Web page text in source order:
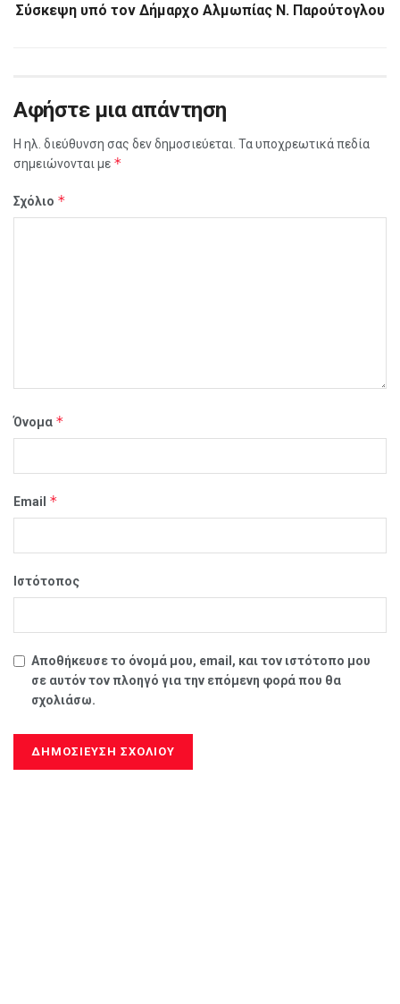
Σύσκεψη υπό τον Δήμαρχο Αλμωπίας Ν. Παρούτογλου
Αφήστε μια απάντηση
Η ηλ. διεύθυνση σας δεν δημοσιεύεται. Τα υποχρεωτικά πεδία
σημειώνονται με *
Σχόλιο *
Όνομα *
Email *
Ιστότοπος
Αποθήκευσε το όνομά μου, email, και τον ιστότοπο μου
σε αυτόν τον πλοηγό για την επόμενη φορά που θα
σχολιάσω.